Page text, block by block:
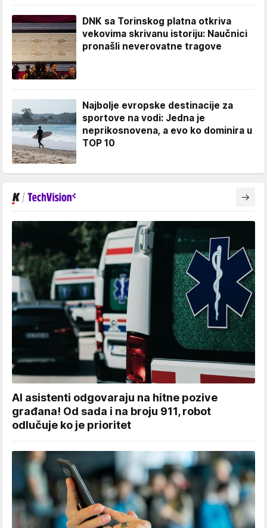
DNK sa Torinskog platna otkriva
vekovima skrivanu istoriju: Naučnici
pronašli neverovatne tragove
Najbolje evropske destinacije za
sportove na vodi: Jedna je
neprikosnovena, a evo ko dominira u
TOP 10
AI asistenti odgovaraju na hitne pozive
građana! Od sada i na broju 911, robot
odlučuje ko je prioritet